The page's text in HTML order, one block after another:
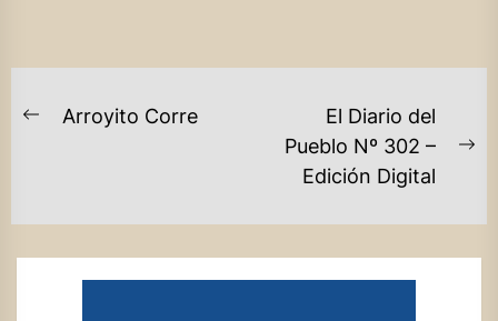
NAVEGACIÓN
Previous
Arroyito Corre
El Diario del
Pueblo Nº 302 –
Edición Digital